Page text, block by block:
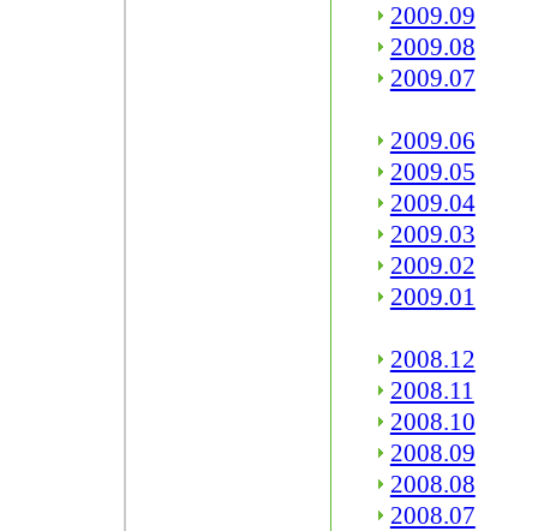
2009.09
2009.08
2009.07
2009.06
2009.05
2009.04
2009.03
2009.02
2009.01
2008.12
2008.11
2008.10
2008.09
2008.08
2008.07